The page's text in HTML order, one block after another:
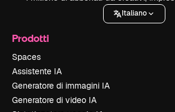
Italiano
Prodotti
Spaces
Assistente IA
Generatore di immagini IA
Generatore di video IA